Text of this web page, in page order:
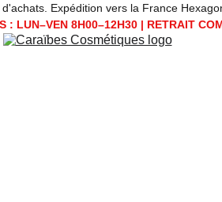
euros d'achats. Expédition vers la
: LUN–VEN 8H00–12H30 | RETRAIT